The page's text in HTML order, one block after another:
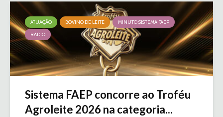
ATUAÇÃO BOVINO DE LEITE
MINUTO SISTEMA FAEP
RÁDIO
Sistema FAEP concorre ao Troféu
Agroleite 2026 na categoria...